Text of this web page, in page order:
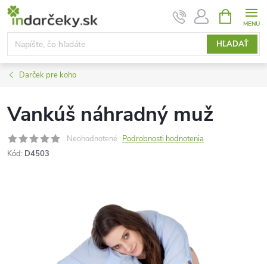
Prejsť
obsah
HĽADAŤ
KOŠÍK
Darček pre koho
Vankúš náhradný muž
Neohodnotené Podrobnosti hodnotenia
Kód: D4503